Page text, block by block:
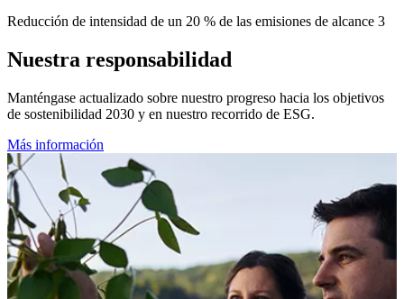
Reducción de intensidad de un 20 % de las emisiones de alcance 3
Nuestra responsabilidad
Manténgase actualizado sobre nuestro progreso hacia los objetivos
de sostenibilidad 2030 y en nuestro recorrido de ESG.
Más información